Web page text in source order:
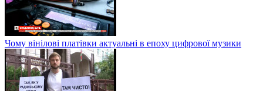
Чому вінілові платівки актуальні в епоху цифрової музики